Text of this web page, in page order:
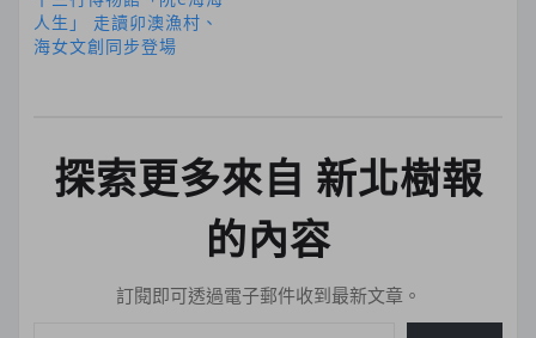
人生」 走讀卯澳漁村、
海女文創同步登場
探索更多來自 新北樹報
的內容
訂閱即可透過電子郵件收到最新文章。